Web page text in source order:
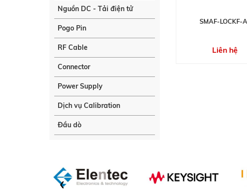
Nguồn DC - Tải điện tử
Pogo Pin
RF Cable
Connector
Power Supply
Dịch vụ Calibration
Đầu dò
SMAF-LOCKF-
Liên hệ
‹